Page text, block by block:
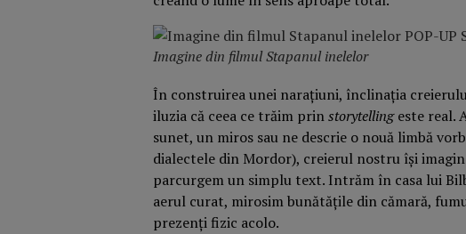
Imagine din filmul Stapanul inelelor
În construirea unei narațiuni, înclinația
iluzia că ceea ce trăim prinstorytellingeste real.
sunet, un miros sau ne descrie o nouă limbă
dialectele din Mordor), creierul nostru își
parcurgem un simplu text. Intrăm în casa lui
aerul curat, mirosim bunătățile din cămară,
prezenți fizic acolo.